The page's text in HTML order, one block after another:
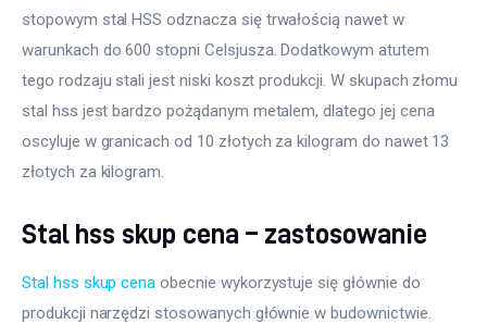
stopowym stal HSS odznacza się trwałością nawet w
warunkach do 600 stopni Celsjusza. Dodatkowym atutem
tego rodzaju stali jest niski koszt produkcji. W skupach złomu
stal hss jest bardzo pożądanym metalem, dlatego jej cena
oscyluje w granicach od 10 złotych za kilogram do nawet 13
złotych za kilogram.
Stal hss skup cena – zastosowanie
Stal hss skup cena obecnie wykorzystuje się głównie do
produkcji narzędzi stosowanych głównie w budownictwie.